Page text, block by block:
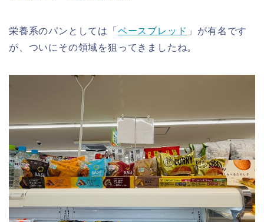
栄養系のパンとしては「 ベースブレッド 」が有名です
が、ついにその領域を狙ってきましたね。